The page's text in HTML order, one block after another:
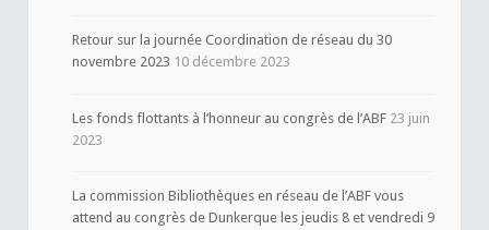
Retour sur la journée Coordination de réseau du 30
novembre 2023 10 décembre 2023
Les fonds flottants à l’honneur au congrès de l’ABF 23 juin
2023
La commission Bibliothèques en réseau de l’ABF vous
attend au congrès de Dunkerque les jeudis 8 et vendredi 9